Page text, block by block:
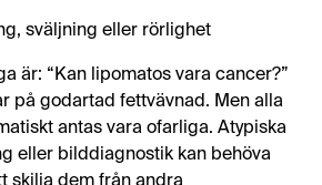
sväljning eller rörlighet
är: “Kan lipomatos vara cancer?”
på godartad fettvävnad. Men alla
antas vara ofarliga. Atypiska
eller bilddiagnostik kan behöva
skilja dem från andra